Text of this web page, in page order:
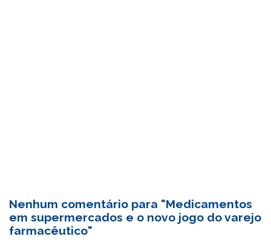
Nenhum comentário para "Medicamentos
em supermercados e o novo jogo do varejo
farmacêutico"